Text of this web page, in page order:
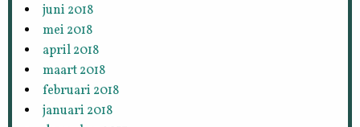
juni 2018
mei 2018
april 2018
maart 2018
februari 2018
januari 2018